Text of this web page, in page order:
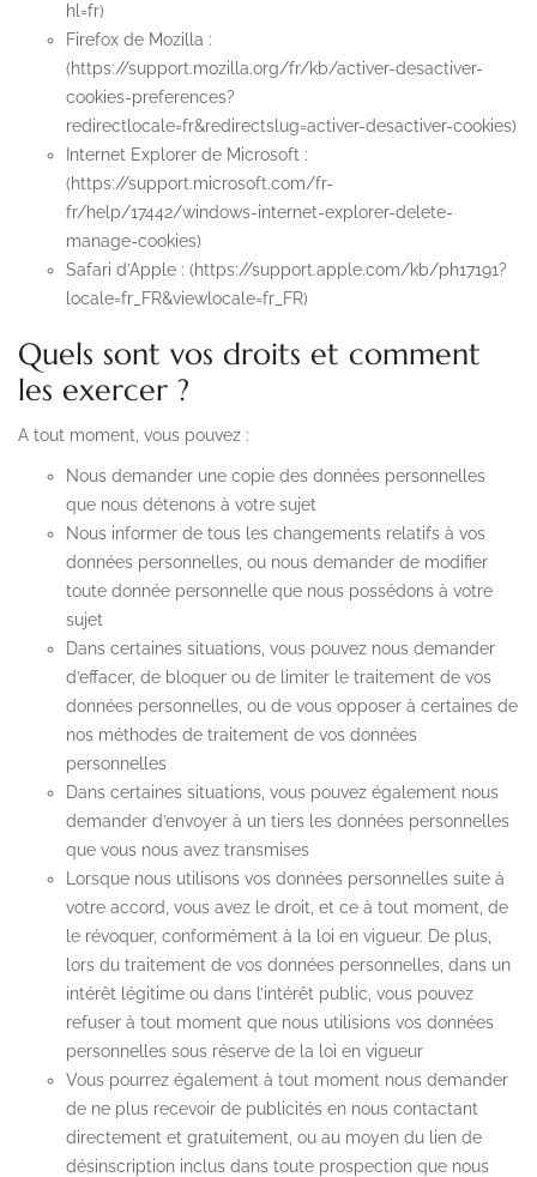
hl=fr)
Firefox de Mozilla :
(https://support.mozilla.org/fr/kb/activer-desactiver-
cookies-preferences?
redirectlocale=fr&redirectslug=activer-desactiver-cookies)
Internet Explorer de Microsoft :
(https://support.microsoft.com/fr-
fr/help/17442/windows-internet-explorer-delete-
manage-cookies)
Safari d’Apple : (https://support.apple.com/kb/ph17191?
locale=fr_FR&viewlocale=fr_FR)
Quels sont vos droits et comment
les exercer ?
A tout moment, vous pouvez :
Nous demander une copie des données personnelles
que nous détenons à votre sujet
Nous informer de tous les changements relatifs à vos
données personnelles, ou nous demander de modifier
toute donnée personnelle que nous possédons à votre
sujet
Dans certaines situations, vous pouvez nous demander
d’effacer, de bloquer ou de limiter le traitement de vos
données personnelles, ou de vous opposer à certaines de
nos méthodes de traitement de vos données
personnelles
Dans certaines situations, vous pouvez également nous
demander d’envoyer à un tiers les données personnelles
que vous nous avez transmises
Lorsque nous utilisons vos données personnelles suite à
votre accord, vous avez le droit, et ce à tout moment, de
le révoquer, conformément à la loi en vigueur. De plus,
lors du traitement de vos données personnelles, dans un
intérêt légitime ou dans l’intérêt public, vous pouvez
refuser à tout moment que nous utilisions vos données
personnelles sous réserve de la loi en vigueur
Vous pourrez également à tout moment nous demander
de ne plus recevoir de publicités en nous contactant
directement et gratuitement, ou au moyen du lien de
désinscription inclus dans toute prospection que nous